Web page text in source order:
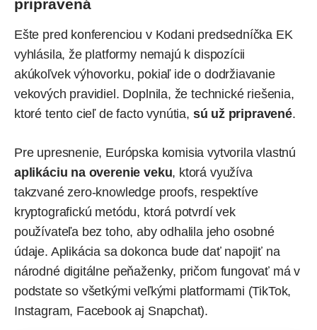
pripravená
Ešte pred konferenciou v Kodani predsedníčka EK
vyhlásila, že platformy nemajú k dispozícii
akúkoľvek výhovorku, pokiaľ ide o dodržiavanie
vekových pravidiel. Doplnila, že technické riešenia,
ktoré tento cieľ de facto vynútia, sú už pripravené.
Pre upresnenie, Európska komisia vytvorila vlastnú
aplikáciu na overenie veku, ktorá využíva
takzvané zero-knowledge proofs, respektíve
kryptografickú metódu, ktorá potvrdí vek
používateľa bez toho, aby odhalila jeho osobné
údaje. Aplikácia sa dokonca bude dať napojiť na
národné digitálne peňaženky, pričom fungovať má v
podstate so všetkými veľkými platformami (TikTok,
Instagram, Facebook aj Snapchat).